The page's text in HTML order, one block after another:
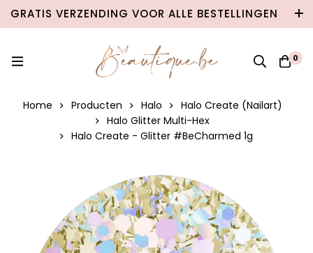
GRATIS VERZENDING VOOR ALLE BESTELLINGEN
VANAF €100 IN BELGIË & €120 NAAR
0
Home Producten Halo
Halo Create (Nailart)
Halo Glitter Multi-Hex
Halo Create - Glitter #BeCharmed 1g